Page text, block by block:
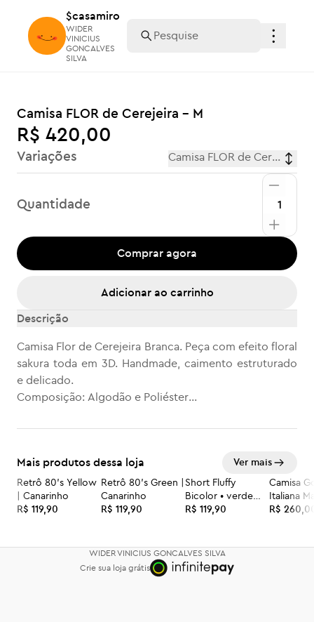
$casamiro
WIDER
VINICIUS
GONCALVES
SILVA
$casamiro
WIDER
VINICIUS
GONCALVES
SILVA
Camisa FLOR de Cerejeira - M
R$ 420,00
Variações Camisa FLOR de Cerejeira -
Quantidade
Comprar agora
Adicionar ao carrinho
Descrição
Camisa Flor de Cerejeira Branca. Peça com efeito floral
sakura toda em 3D. Handmade, caimento estruturado
e delicado.
Composição: Algodão e Poliéster
Mais produtos dessa loja Ver mais
Retrô 80’s Yellow
| Canarinho
R$ 119,90
Retrô 80’s Green |
Canarinho
R$ 119,90
Short Fluffy
Bicolor • verde
azul marinho
R$ 119,90
Camisa
Italiana
R$
WIDER VINICIUS GONCALVES SILVA
Crie sua loja grátis